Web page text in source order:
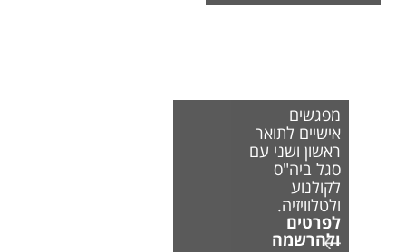
מפגשים
אישיים לתואר
ראשון ושני עם
סגל ביה"ס
לקולנוע
ולטלוויזיה.
לפרטים
ולהרשמה